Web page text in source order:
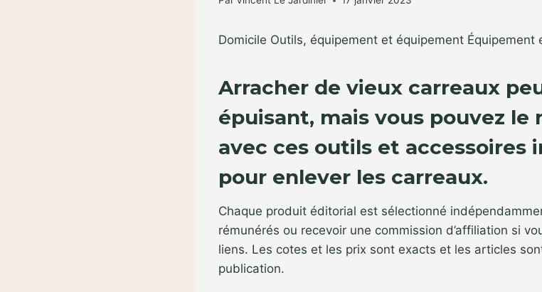
Domicile Outils, équipement et équipement Équipement
Arracher de vieux carreaux
épuisant, mais vous pouvez le
avec ces outils et accessoires
pour enlever les carreaux.
Chaque produit éditorial est sélectionné
rémunérés ou recevoir une commission d’affiliation si
liens. Les cotes et les prix sont exacts et les articles
publication.